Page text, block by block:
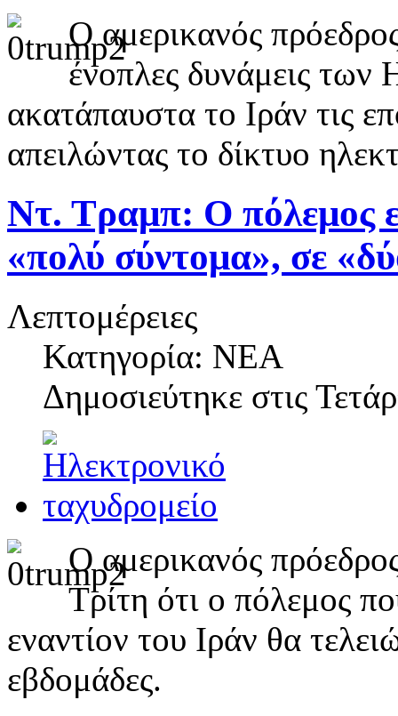
Ο αμερικανός
ένοπλες δυνάμεις
ακατάπαυστα το Ιράν τις
απειλώντας το δίκτυο
Ντ. Τραμπ: Ο πόλεμος
«πολύ σύντομα», σε
Λεπτομέρειες
Κατηγορία: ΝΕΑ
Δημοσιεύτηκε στις
Ο αμερικανός
Τρίτη ότι ο πόλεμος
εναντίον του Ιράν θα
εβδομάδες.